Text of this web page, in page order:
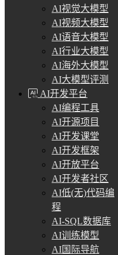
AI视觉大模型
AI视频大模型
AI语音大模型
AI行业大模型
AI海外大模型
AI大模型评测
AI开发平台
AI编程工具
AI开源项目
AI开发课堂
AI开发框架
AI开放平台
AI开发者社区
AI低(无)代码编
程
AI-SQL数据库
AI训练模型
AI国际导航